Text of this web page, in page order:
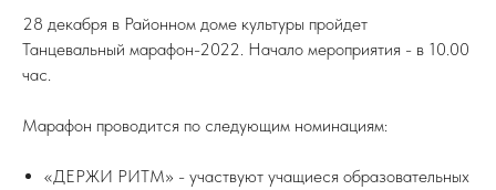
28 декабря в Районном доме культуры пройдет
Танцевальный марафон-2022. Начало мероприятия - в 10.00
час.
Марафон проводится по следующим номинациям:
«ДЕРЖИ РИТМ» - участвуют учащиеся образовательных